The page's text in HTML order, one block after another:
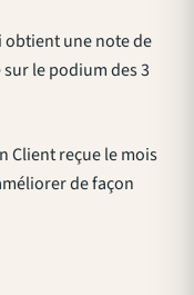
obtient une note de
le podium des 3
Client reçue le mois
de façon